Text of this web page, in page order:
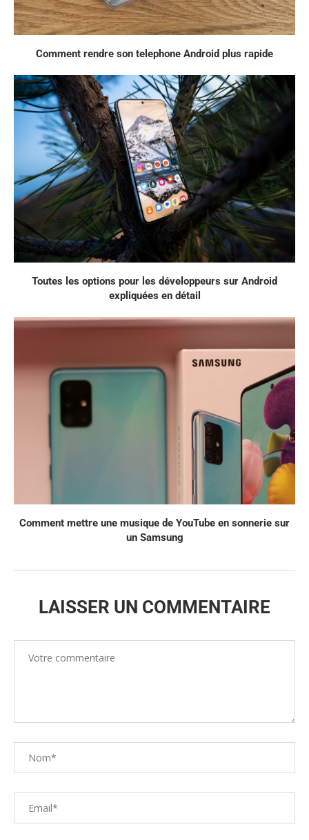
Comment rendre son telephone Android plus rapide
Toutes les options pour les développeurs sur Android
expliquées en détail
Comment mettre une musique de YouTube en sonnerie sur
un Samsung
LAISSER UN COMMENTAIRE